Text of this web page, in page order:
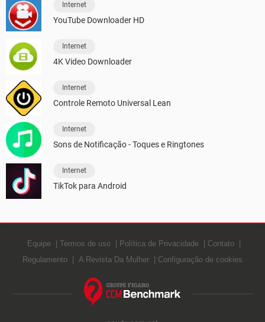
Internet
YouTube Downloader HD
Internet
4K Video Downloader
Internet
Controle Remoto Universal Lean
Internet
Sons de Notificação - Toques e Ringtones
Internet
TikTok para Android
Equipe Termos de uso Política de Privacidade
Contato
Regulamento
A Revista Da Mulher Configuração de cookies